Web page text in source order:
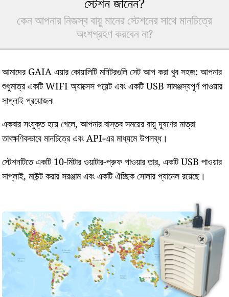
কেন আপনার নিজস্ব বায়ু মানের স্টেশনের সাথে মানচিত্রে
অংশগ্রহণ করবেন না?
আমাদের GAIA এয়ার কোয়ালিটি মনিটরগুলি সেট আপ করা খুব সহজ: আপনার
শুধুমাত্র একটি WIFI অ্যাক্সেস পয়েন্ট এবং একটি USB সামঞ্জস্যপূর্ণ পাওয়ার
সাপ্লাই প্রয়োজন৷
একবার সংযুক্ত হয়ে গেলে, আপনার বাস্তব সময়ের বায়ু দূষণের মাত্রা
তাৎক্ষণিকভাবে মানচিত্রে এবং API-এর মাধ্যমে উপলব্ধ।
স্টেশনটিতে একটি 10-মিটার ওয়াটার-প্রুফ পাওয়ার তার, একটি USB পাওয়ার
সাপ্লাই, মাউন্ট করার সরঞ্জাম এবং একটি ঐচ্ছিক সোলার প্যানেল রয়েছে।